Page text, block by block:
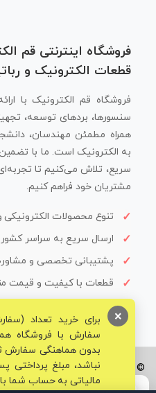
فروشگاه اینترنتی قم
قطعات الکترونیک و
فروشگاه قم الکترونیک با
سنسورها، بردهای توسعه،
همراه مطمئن مهندسان،
به الکترونیک است. ما با
سریع، تلاش می‌کنیم تا
مشتریان خود فراهم کنیم.
تنوع محصولات الکترونیکی
ارسال سریع به سراسر کشور
پشتیبانی تخصصی و
قطعات با کیفیت و قیمت
© تمامی حقوق برای فروشگاه
برای خرید تعداد
سفارش با فروشگاه
بدون هماهنگی سفارش
نباشد، مبلغ پرداختی
مالیاتی به حساب شما
×